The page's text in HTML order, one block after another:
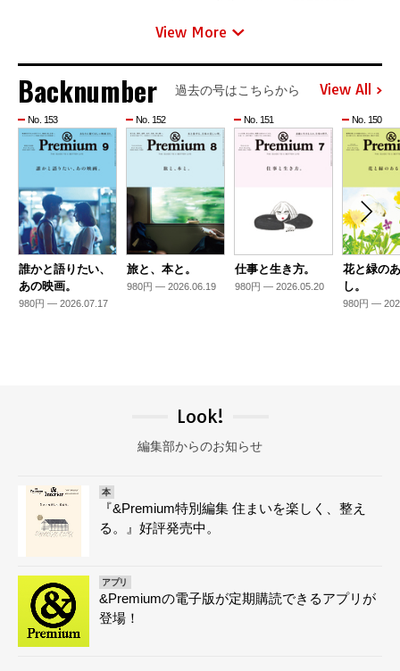
View More
Backnumber 過去の号はこちらから View All
No. 153
誰かと語りたい、
あの映画。
980円 — 2026.07.17
No. 152
旅と、本と。
980円 — 2026.06.19
No. 151
仕事と生き方。
980円 — 2026.05.20
No. 150
花と緑の
し。
980円 —
Look!
編集部からのお知らせ
本
『&Premium特別編集 住まいを楽しく、整え
る。』好評発売中。
アプリ
&Premiumの電子版が定期購読できるアプリが
登場！